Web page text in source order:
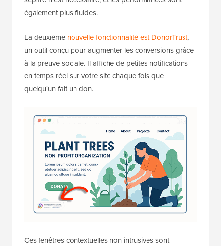
également plus fluides.
La deuxième nouvelle fonctionnalité est DonorTrust,
un outil conçu pour augmenter les conversions grâce
à la preuve sociale. Il affiche de petites notifications
en temps réel sur votre site chaque fois que
quelqu'un fait un don.
Ces fenêtres contextuelles non intrusives sont